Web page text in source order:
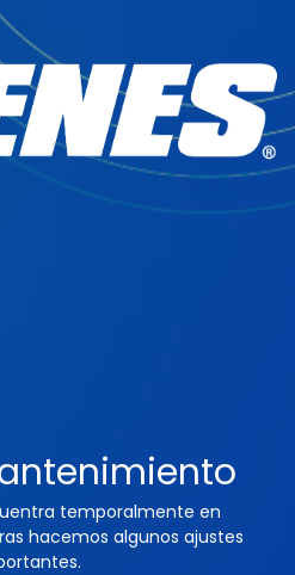
temporalmente en
hacemos algunos ajustes